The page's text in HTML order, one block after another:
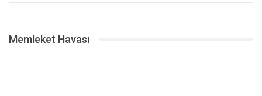
Memleket Havası